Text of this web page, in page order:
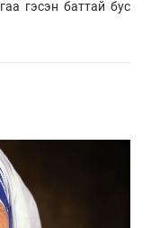
гэсэн баттай бус